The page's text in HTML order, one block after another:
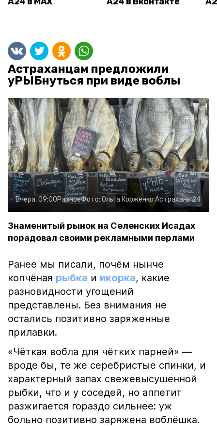
Астраханцам предложили
уРЫБнуться при виде воблы
Вчера, 09:00РазноеФото: Ольга КорженкоАстрахань 24
Знаменитый рынок на Селенских Исадах
порадовал своими рекламными перлами
Ранее мы писали, почём нынче
копчёная рыбка и икорка, какие
разновидности угощений
представлены. Без внимания не
остались позитивно заряженные
прилавки.
«Чёткая вобла для чётких парней» —
вроде бы, те же серебристые спинки, и
характерный запах свежевысушенной
рыбки, что и у соседей, но аппетит
разжигается гораздо сильнее: уж
больно позитивно заряжена воблёшка.